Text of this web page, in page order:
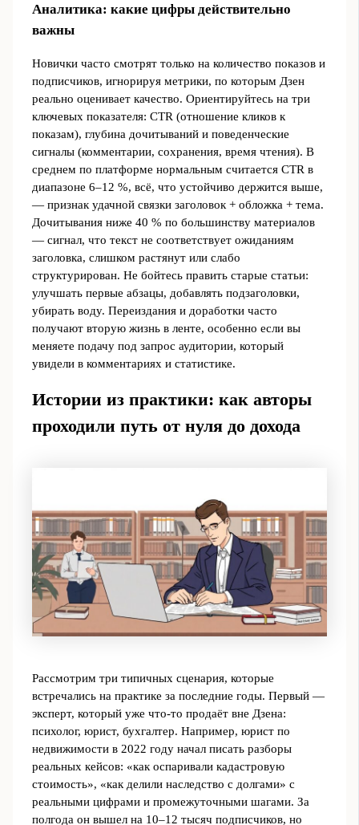
Аналитика: какие цифры действительно
важны
Новички часто смотрят только на количество показов и
подписчиков, игнорируя метрики, по которым Дзен
реально оценивает качество. Ориентируйтесь на три
ключевых показателя: CTR (отношение кликов к
показам), глубина дочитываний и поведенческие
сигналы (комментарии, сохранения, время чтения). В
среднем по платформе нормальным считается CTR в
диапазоне 6–12 %, всё, что устойчиво держится выше,
— признак удачной связки заголовок + обложка + тема.
Дочитывания ниже 40 % по большинству материалов
— сигнал, что текст не соответствует ожиданиям
заголовка, слишком растянут или слабо
структурирован. Не бойтесь править старые статьи:
улучшать первые абзацы, добавлять подзаголовки,
убирать воду. Переиздания и доработки часто
получают вторую жизнь в ленте, особенно если вы
меняете подачу под запрос аудитории, который
увидели в комментариях и статистике.
Истории из практики: как авторы
проходили путь от нуля до дохода
Рассмотрим три типичных сценария, которые
встречались на практике за последние годы. Первый —
эксперт, который уже что‑то продаёт вне Дзена:
психолог, юрист, бухгалтер. Например, юрист по
недвижимости в 2022 году начал писать разборы
реальных кейсов: «как оспаривали кадастровую
стоимость», «как делили наследство с долгами» с
реальными цифрами и промежуточными шагами. За
полгода он вышел на 10–12 тысяч подписчиков, но